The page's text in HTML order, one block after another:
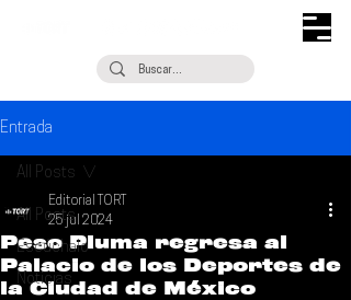
Entrada
All Posts
Escúchalo
Noticias
All Posts
Peso Pluma regresa al
Palacio de los Deportes de
la Ciudad de México
Editorial TORT
25 jul 2024